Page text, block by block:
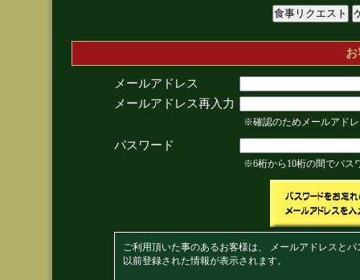
メールアドレス
メールアドレス再入力
※確認のためメールアド
パスワード
※6桁から10桁の間でパス
ご利用頂いた事のあるお客様は、 メールアドレスと
以前登録された情報が表示されます。